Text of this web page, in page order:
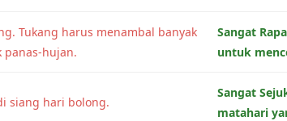
Tukang harus menambal banyak
panas-hujan.
Sangat
untuk
siang hari bolong.
Sangat
matahari